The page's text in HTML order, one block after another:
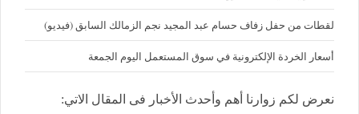
لقطات من حفل زفاف حسام عبد المجيد نجم الزمالك السابق (فيديو)
أسعار الخردة الإلكترونية في سوق المستعمل اليوم الجمعة
نعرض لكم زوارنا أهم وأحدث الأخبار فى المقال الاتي: